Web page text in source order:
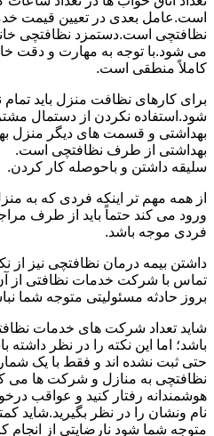
است.عامل بعدی در تعیین قیمت
نظافتچی است.دستمزد نظافتچی
می شود.با توجه به مهارت و دقت
کاملاً منطقی است.
برای کارهای نظافت منزل باید
شود.استفاده نکردن از دستمال
بهداشتی و قسمت های دیگر منزل
بهداشتی از طرف نظافتچی است.
سلیقه داشتن و باحوصله کار کردن.
از همه مهم تر اینکه فردی که به
ورود می کند حتماً باید از طرف
فردی موجه باشد.
داشتن بیمه درمان نظافتچی نیز از
تماس با شرکت خدمات نظافتی از
بروز حادثه مسئولیتی متوجه شما
شاید تعداد شرکت های خدمات
باشد؛ اما این نکته را در نظر
حتی ثبت نشده اند و فقط با یک
نظافتچی به منازل و شرکت ها می
هوشمندانه رفتار کنید و عواقب
نام ونشان را در نظر بگیرید.شاید
متوجه شما شود نارضایتی از